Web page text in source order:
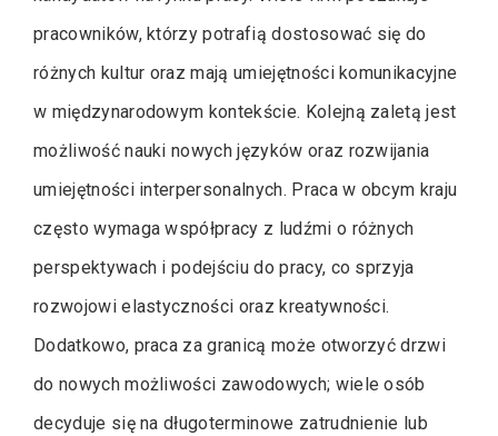
pracowników, którzy potrafią dostosować się do
różnych kultur oraz mają umiejętności komunikacyjne
w międzynarodowym kontekście. Kolejną zaletą jest
możliwość nauki nowych języków oraz rozwijania
umiejętności interpersonalnych. Praca w obcym kraju
często wymaga współpracy z ludźmi o różnych
perspektywach i podejściu do pracy, co sprzyja
rozwojowi elastyczności oraz kreatywności.
Dodatkowo, praca za granicą może otworzyć drzwi
do nowych możliwości zawodowych; wiele osób
decyduje się na długoterminowe zatrudnienie lub